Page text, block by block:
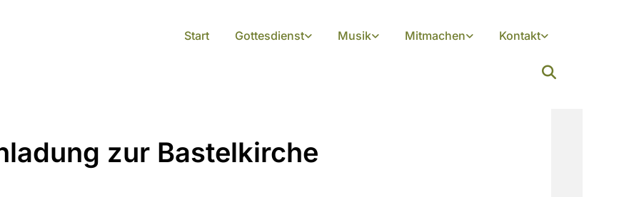
Start Gottesdienst Musik Mitmachen Kontakt
zur Bastelkirche